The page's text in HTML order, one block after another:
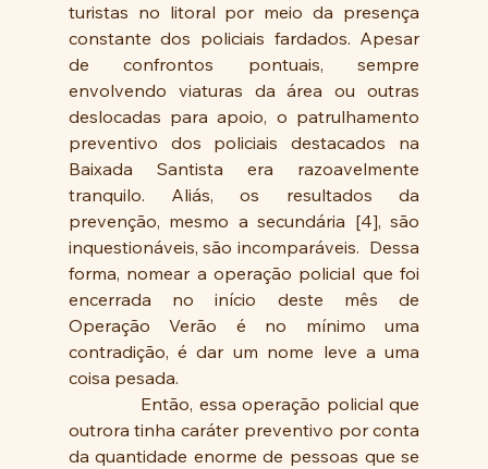
turistas no litoral por meio da presença
constante dos policiais fardados. Apesar
de confrontos pontuais, sempre
envolvendo viaturas da área ou outras
deslocadas para apoio, o patrulhamento
preventivo dos policiais destacados na
Baixada Santista era razoavelmente
tranquilo. Aliás, os resultados da
prevenção, mesmo a secundária [4], são
inquestionáveis, são incomparáveis.  Dessa
forma, nomear a operação policial que foi
encerrada no início deste mês de
Operação Verão é no mínimo uma
contradição, é dar um nome leve a uma
coisa pesada.
Então, essa operação policial que
outrora tinha caráter preventivo por conta
da quantidade enorme de pessoas que se